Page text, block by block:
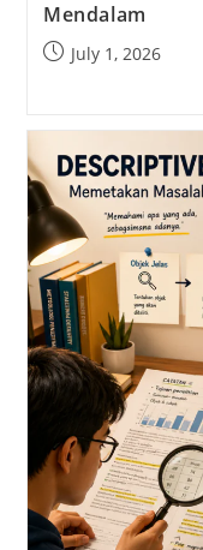
Mendalam
PostJuly 1, 2026